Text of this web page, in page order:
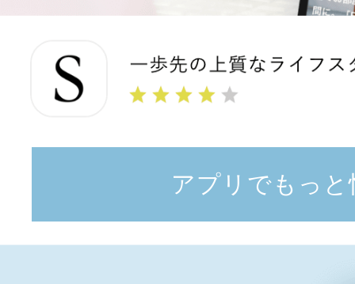
アプリでもっと